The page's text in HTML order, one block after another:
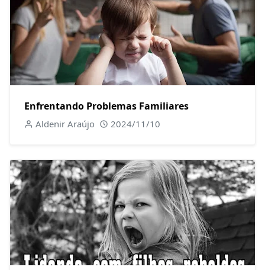
Enfrentando Problemas Familiares
Aldenir Araújo 2024/11/10